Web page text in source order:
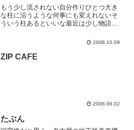
もう少し流されない自分作りひとつ大き
な柱に沿うような何事にも変えれないそ
ういう柱あるといいな最近は少し物語を
うらしい。現実と空想の狭間にあるよう
2006.10.09
ZIP CAFE
2006.06.02
たぶん